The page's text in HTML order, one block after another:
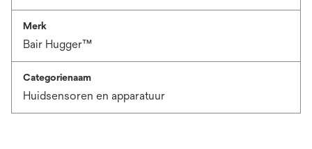
Merk
Bair Hugger™
Categorienaam
Huidsensoren en apparatuur